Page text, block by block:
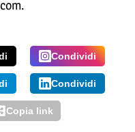
Condividi
Condividi
Copia link